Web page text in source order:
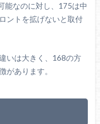
能なのに対し、175は中
ントを拡げないと取付
いは大きく、168の方
があります。